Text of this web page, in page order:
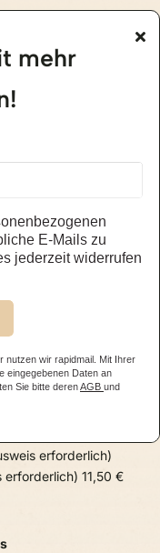
+ eigene Kinder bis
erforderlich)
erforderlich) 11,50 €
mehr
E-Mails zu
jederzeit widerrufen
nutzen wir rapidmail. Mit Ihrer
eingegebenen Daten an
Sie bitte derenAGB und